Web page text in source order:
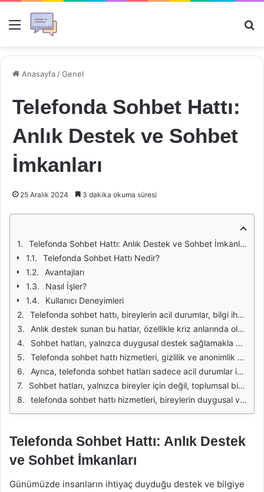
Menü
Anasayfa /Genel
Telefonda Sohbet Hattı:
Anlık Destek ve Sohbet
İmkanları
25 Aralık 2024 3 dakika okuma süresi
Telefonda Sohbet Hattı: Anlık Destek ve Sohbet İmkanları
Telefonda Sohbet Hattı Nedir?
Avantajları
Nasıl İşler?
Kullanıcı Deneyimleri
Telefonda sohbet hattı, bireylerin acil durumlar, bilgi ihtiyaçları veya duygusal destek arayışları gibi durumlarda anında yardım alabilmelerini sağlayan önemli bir hizmettir. Günümüzde, insanlar çeşitli sebeplerle yalnızlık hissi yaşayabilir veya zor bir dönemden geçebilir. Bu noktada, telefonda sohbet hatları, kullanıcıların kendilerini ifade etmelerine ve sorunlarını paylaşmalarına olanak tanır. Böylece, profesyonel danışmanlar veya gönüllü destekleyiciler, dinleyerek ve rehberlik yaparak bireylerin duygusal yüklerini hafifletir.
Anlık destek sunan bu hatlar, özellikle kriz anlarında oldukça etkilidir. Bir kişi zor bir durumla karşılaştığında, hemen birine ulaşma ihtiyacı hissedebilir. Telefonda sohbet hatları, bu tür acil durumlarda hızlı ve etkili bir şekilde yanıt vererek, kişilerin içinde bulundukları durumu daha yönetilebilir hale getirir. Ayrıca, sağlanan destek, bireylerin daha sonra profesyonel yardım almayı düşünmelerine de zemin hazırlayabilir.
Sohbet hatları, yalnızca duygusal destek sağlamakla kalmaz; aynı zamanda bilgi ve kaynak paylaşımı da yaparlar. Örneğin, bir kişi belirli bir konuda bilgi almak istediğinde, danışmanlar anında gerekli bilgileri sunarak yardımcı olabilir. Bu, bireylerin doğru bilgiye ulaşmasını sağlayarak, alınacak kararlarda daha bilinçli olmalarına katkıda bulunur. Özellikle sağlık, hukuk veya sosyal hizmetler gibi karmaşık konularda bilgi almak için bu hatlar vazgeçilmezdir.
Telefonda sohbet hattı hizmetleri, gizlilik ve anonimlik prensipleri üzerine kuruludur. Kullanıcılar, kimliklerini açıklamadan dertlerini paylaşabilirler. Bu durum, birçok kişinin ilk adımı atmasını kolaylaştırır. Anonimlik, bireylerin kendilerini daha rahat ifade etmelerine olanak tanırken, aynı zamanda olası yargılamalardan kaçınmalarını sağlar. Bu şekilde, daha samimi ve içten bir iletişim ortamı oluşur.
Ayrıca, telefonda sohbet hatları sadece acil durumlar için değil, aynı zamanda günlük stres ve kaygı ile başa çıkmak için de kullanılabilir. Günümüz dünyasında, birçok insan sürekli bir baskı altında hissediyor. Bu tür hizmetler, bireylerin stres yönetimi becerilerini geliştirmelerine yardımcı olurken, aynı zamanda yaşadıkları zorlukları başkalarıyla paylaşma imkanı sunar. Uzmanlar, bu tür hizmetlerin ruh sağlığı üzerindeki olumlu etkilerini sıkça vurgulamaktadır.
Sohbet hatları, yalnızca bireyler için değil, toplumsal bir ihtiyaç olarak da değerlendirilebilir. Bu tür hizmetler, toplumda dayanışma ve destek kültürünü artırarak, bireylerin birbirine daha yakın hissetmesine yardımcı olur. Özellikle yaşlılar, yalnız yaşayan bireyler veya sosyal çevresi kısıtlı kişiler için bu hatların önemi büyüktür. Toplumun her kesiminden bireyler, bu hizmetlerden faydalanarak, yalnızlık hissini azaltabilir ve daha sağlıklı sosyal bağlantılar kurabilir.
telefonda sohbet hattı hizmetleri, bireylerin duygusal ve bilgi ihtiyaçlarına anında yanıt veren önemli bir destek mekanizmasıdır. Bu hizmetler, yalnızlık, stres ve bilgi eksikliği gibi sorunlarla başa çıkmak için etkili bir yol sunarken, aynı zamanda toplumun genel ruh sağlığına da katkıda bulunur. Herkesin bu tür hizmetlere erişimi, daha sağlıklı ve dayanışma içinde bir toplum oluşturma yolunda önemli bir adımdır.
Telefonda Sohbet Hattı: Anlık Destek
ve Sohbet İmkanları
Günümüzde insanların ihtiyaç duyduğu destek ve bilgiye